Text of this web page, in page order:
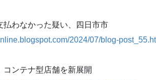
わなかった疑い、四日市市
2024/07/blog-
ンテナ型店舗を新展開